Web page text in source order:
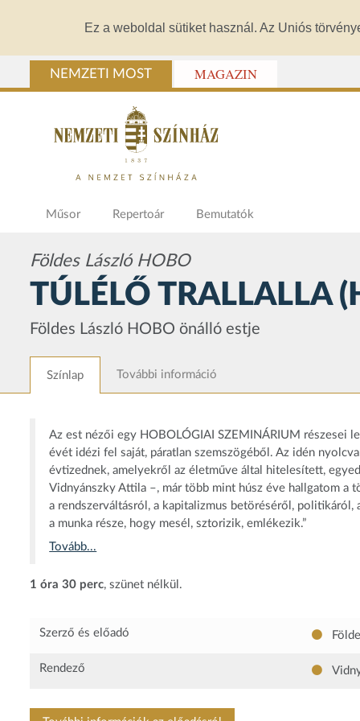
Ez a weboldal sütiket használ. Az Uniós
NEMZETI MOST MAGAZIN
Műsor Repertoár Bemutatók
Földes László HOBO
TÚLÉLŐ TRALLALLA
Földes László HOBO önálló estje
Színlap További információ
Az est nézői egy HOBOLÓGIAI SZEMINÁRIUM részesei
évét idézi fel saját, páratlan szemszögéből. Az idén
évtizednek, amelyekről az életműve által hitelesített,
Vidnyánszky Attila –, már több mint húsz éve hallgatom a
a rendszerváltásról, a kapitalizmus betöréséről,
a munka része, hogy mesél, sztorizik, emlékezik.”
Tovább...
1 óra 30 perc, szünet nélkül.
Szerző és előadó
Rendező